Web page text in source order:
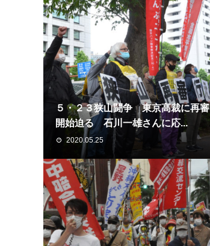
５・２３狭山闘争 東京高裁に再審
開始迫る 石川一雄さんに応...
2020.05.25